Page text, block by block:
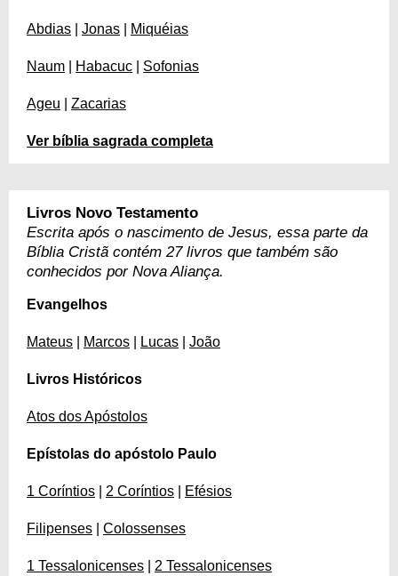
Abdias Jonas Miquéias
Naum Habacuc Sofonias
Ageu Zacarias
Ver bíblia sagrada completa
Livros Novo Testamento
Escrita após o nascimento de Jesus, essa parte da
Bíblia Cristã contém 27 livros que também são
conhecidos por Nova Aliança.
Evangelhos
Mateus Marcos Lucas João
Livros Históricos
Atos dos Apóstolos
Epístolas do apóstolo Paulo
1 Coríntios 2 Coríntios Efésios
Filipenses Colossenses
1 Tessalonicenses 2 Tessalonicenses